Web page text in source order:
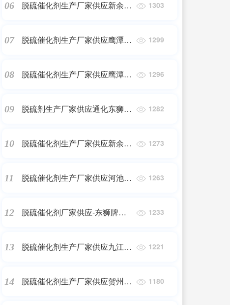
06
脱硫催化剂生产厂家供应新余市
1303
07
脱硫催化剂生产厂家供应鹰潭市
1299
08
脱硫催化剂生产厂家供应鹰潭市
1296
09
脱硫剂生产厂家供应通化东狮牌
1282
10
脱硫催化剂生产厂家供应新余市
1273
11
脱硫催化剂生产厂家供应河池市
1263
12
脱硫催化剂厂家供应-东狮牌
1233
13
脱硫催化剂生产厂家供应九江市
1221
14
脱硫催化剂生产厂家供应贺州市
1180